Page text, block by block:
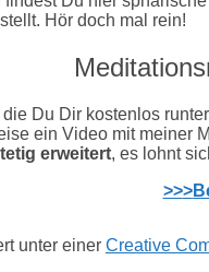
Hör doch mal rein!
Du Dir kostenlos
ein Video mit meiner
erweitert, es lohnt
>>>
unter einer Creative